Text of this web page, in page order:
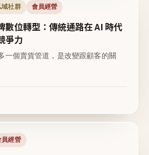
域社群 會員經營
數位轉型：傳統通路在 AI 時代
爭力
一個賣貨管道，是改變跟顧客的關
員經營